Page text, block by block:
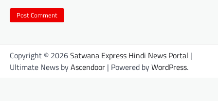
Copyright © 2026Satwana Express Hindi News Portal |
Ultimate News byAscendoor | Powered byWordPress.